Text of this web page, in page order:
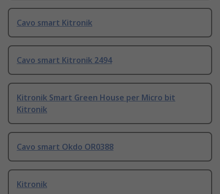
Cavo smart Kitronik
Cavo smart Kitronik 2494
Kitronik Smart Green House per Micro bit
Kitronik
Cavo smart Okdo OR0388
Kitronik